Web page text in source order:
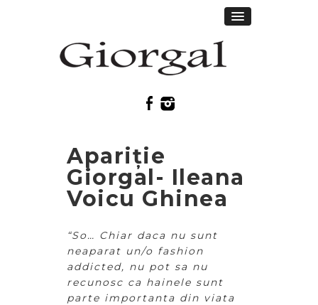
Apariție
Giorgal- Ileana
Voicu Ghinea
“So… Chiar daca nu sunt
neaparat un/o fashion
addicted, nu pot sa nu
recunosc ca hainele sunt
parte importanta din viata